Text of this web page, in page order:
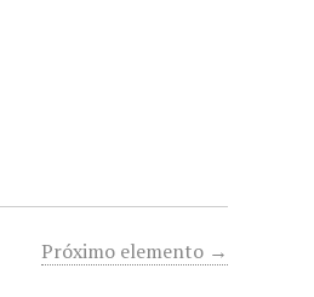
Próximo elemento →